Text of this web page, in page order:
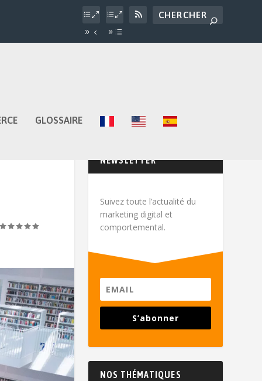
GLOSSAIRE
NEWSLETTER
Suivez toute l’actualité du
marketing digital et
comportemental.
S’abonner
NOS THÉMATIQUES